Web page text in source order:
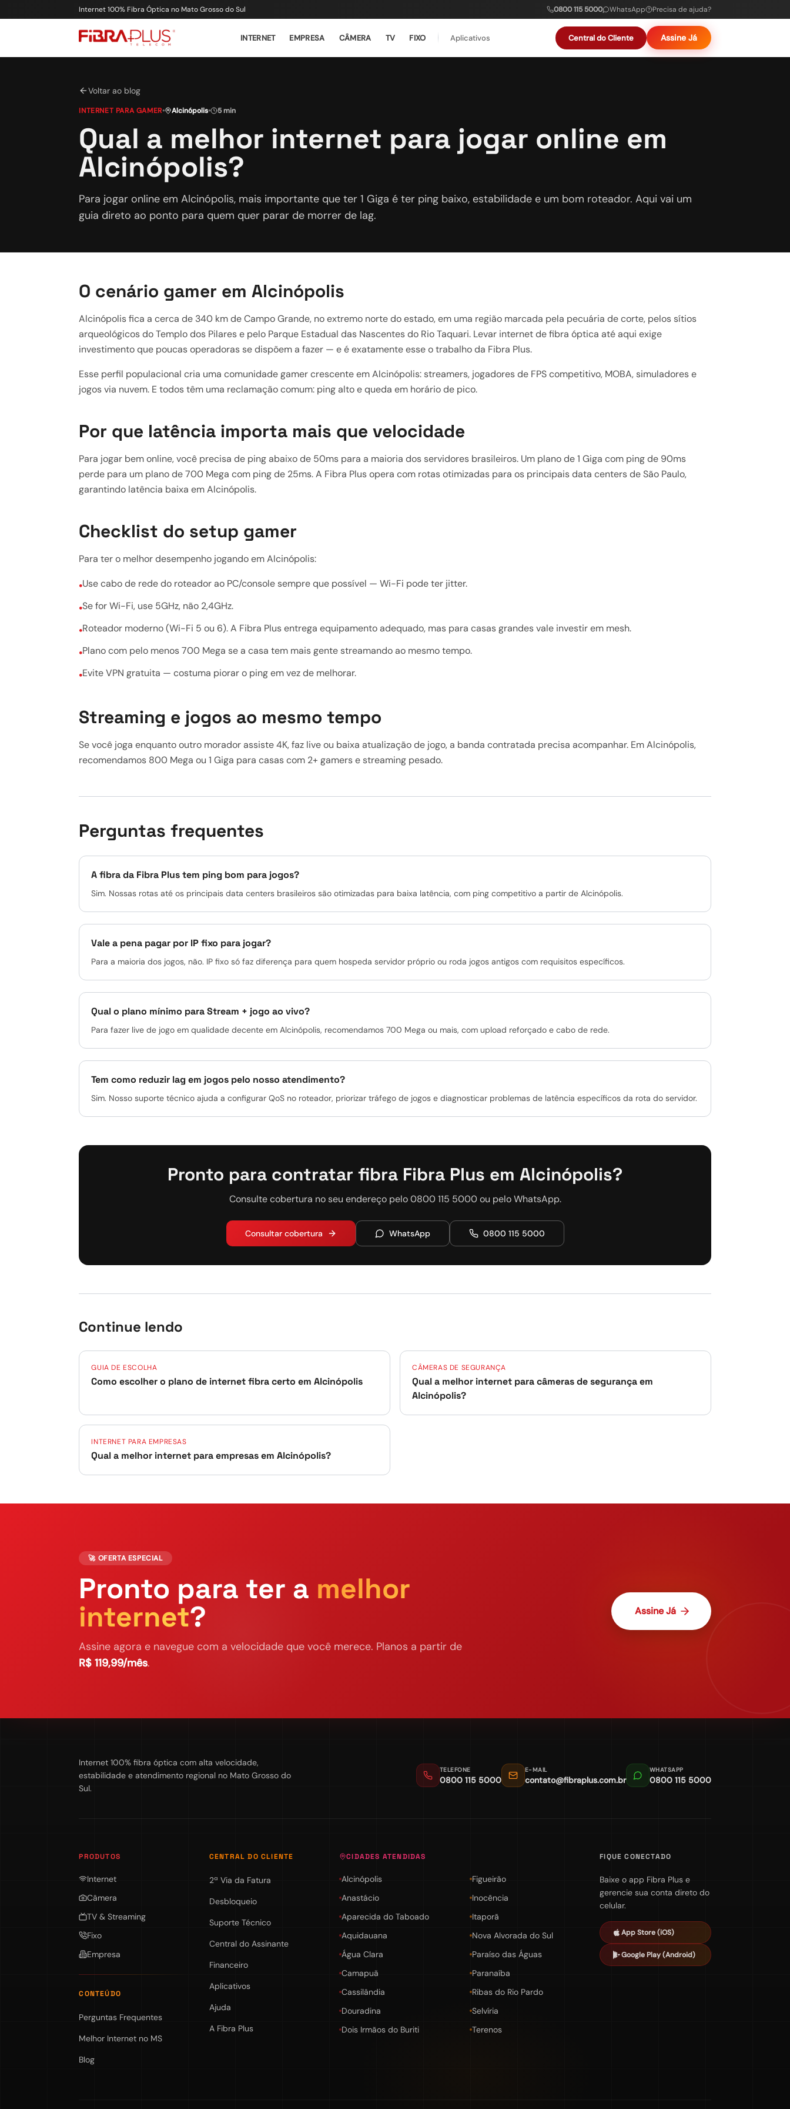
Internet 100% Fibra Óptica no Mato Grosso do Sul 0800 115 5000 WhatsApp Precisa de ajuda?
INTERNET EMPRESA CÂMERA TV FIXO Aplicativos Central do Cliente Assine Já
Voltar ao blog
INTERNET PARA GAMER• Alcinópolis• 5 min
Qual a melhor internet para jogar online em
Alcinópolis?
Para jogar online em Alcinópolis, mais importante que ter 1 Giga é ter ping baixo, estabilidade e um bom roteador. Aqui vai um
guia direto ao ponto para quem quer parar de morrer de lag.
O cenário gamer em Alcinópolis
Alcinópolis fica a cerca de 340 km de Campo Grande, no extremo norte do estado, em uma região marcada pela pecuária de corte, pelos sítios
arqueológicos do Templo dos Pilares e pelo Parque Estadual das Nascentes do Rio Taquari. Levar internet de fibra óptica até aqui exige
investimento que poucas operadoras se dispõem a fazer — e é exatamente esse o trabalho da Fibra Plus.
Esse perfil populacional cria uma comunidade gamer crescente em Alcinópolis: streamers, jogadores de FPS competitivo, MOBA, simuladores e
jogos via nuvem. E todos têm uma reclamação comum: ping alto e queda em horário de pico.
Por que latência importa mais que velocidade
Para jogar bem online, você precisa de ping abaixo de 50ms para a maioria dos servidores brasileiros. Um plano de 1 Giga com ping de 90ms
perde para um plano de 700 Mega com ping de 25ms. A Fibra Plus opera com rotas otimizadas para os principais data centers de São Paulo,
garantindo latência baixa em Alcinópolis.
Checklist do setup gamer
Para ter o melhor desempenho jogando em Alcinópolis:
•Use cabo de rede do roteador ao PC/console sempre que possível — Wi-Fi pode ter jitter.
•Se for Wi-Fi, use 5GHz, não 2,4GHz.
•Roteador moderno (Wi-Fi 5 ou 6). A Fibra Plus entrega equipamento adequado, mas para casas grandes vale investir em mesh.
•Plano com pelo menos 700 Mega se a casa tem mais gente streamando ao mesmo tempo.
•Evite VPN gratuita — costuma piorar o ping em vez de melhorar.
Streaming e jogos ao mesmo tempo
Se você joga enquanto outro morador assiste 4K, faz live ou baixa atualização de jogo, a banda contratada precisa acompanhar. Em Alcinópolis,
recomendamos 800 Mega ou 1 Giga para casas com 2+ gamers e streaming pesado.
Perguntas frequentes
A fibra da Fibra Plus tem ping bom para jogos?
Sim. Nossas rotas até os principais data centers brasileiros são otimizadas para baixa latência, com ping competitivo a partir de Alcinópolis.
Vale a pena pagar por IP fixo para jogar?
Para a maioria dos jogos, não. IP fixo só faz diferença para quem hospeda servidor próprio ou roda jogos antigos com requisitos específicos.
Qual o plano mínimo para Stream + jogo ao vivo?
Para fazer live de jogo em qualidade decente em Alcinópolis, recomendamos 700 Mega ou mais, com upload reforçado e cabo de rede.
Tem como reduzir lag em jogos pelo nosso atendimento?
Sim. Nosso suporte técnico ajuda a configurar QoS no roteador, priorizar tráfego de jogos e diagnosticar problemas de latência específicos da rota do servidor.
Pronto para contratar fibra Fibra Plus em Alcinópolis?
Consulte cobertura no seu endereço pelo 0800 115 5000 ou pelo WhatsApp.
Consultar cobertura WhatsApp 0800 115 5000
Continue lendo
GUIA DE ESCOLHA
Como escolher o plano de internet fibra certo em Alcinópolis
CÂMERAS DE SEGURANÇA
Qual a melhor internet para câmeras de segurança em
Alcinópolis?
INTERNET PARA EMPRESAS
Qual a melhor internet para empresas em Alcinópolis?
🚀 OFERTA ESPECIAL
Pronto para ter a melhor
internet?
Assine agora e navegue com a velocidade que você merece. Planos a partir de
R$ 119,99/mês.
Assine Já
Internet 100% fibra óptica com alta velocidade,
estabilidade e atendimento regional no Mato Grosso do
Sul.
TELEFONE
0800 115 5000
E-MAIL
contato@fibraplus.com.br
WHATSAPP
0800 115 5000
PRODUTOS
Internet
Câmera
TV & Streaming
Fixo
Empresa
CONTEÚDO
Perguntas Frequentes
Melhor Internet no MS
Blog
CENTRAL DO CLIENTE
2ª Via da Fatura
Desbloqueio
Suporte Técnico
Central do Assinante
Financeiro
Aplicativos
Ajuda
A Fibra Plus
CIDADES ATENDIDAS
Alcinópolis
Anastácio
Aparecida do Taboado
Aquidauana
Água Clara
Camapuã
Cassilândia
Douradina
Dois Irmãos do Buriti
Figueirão
Inocência
Itaporã
Nova Alvorada do Sul
Paraíso das Águas
Paranaíba
Ribas do Rio Pardo
Selvíria
Terenos
FIQUE CONECTADO
Baixe o app Fibra Plus e
gerencie sua conta direto do
celular.
App Store (iOS)
Google Play (Android)